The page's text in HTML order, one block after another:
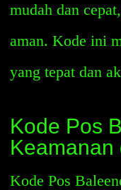
mudah dan
aman. Kode ini
yang tepat dan
Kode Pos
Keamanan
Kode Pos